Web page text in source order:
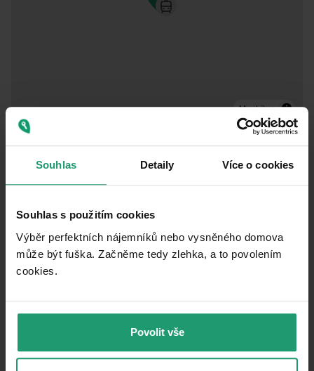
Souhlas Detaily Více o cookies
Souhlas s použitím cookies
Výběr perfektních nájemníků nebo vysněného domova
může být fuška. Začněme tedy zlehka, a to povolením
cookies.​
Povolit vše
MapLibre
Public transport
Popovičky
Post office
Bank
hypotecni banka 🚘 4,968 m(7 mins)
Penzion Lucie 🚘5,565 m(9 mins)
Dr. Max